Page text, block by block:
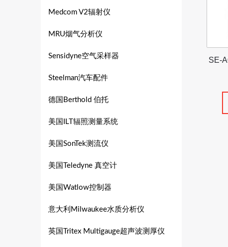
Medcom V2辐射仪
MRU烟气分析仪
Sensidyne空气采样器
Steelman汽车配件
德国Berthold 伯托
美国ILT辐照测量系统
美国SonTek测流仪
美国Teledyne 真空计
美国Watlow控制器
意大利Milwaukee水质分析仪
英国Tritex Multigauge超声波测厚仪
SE-